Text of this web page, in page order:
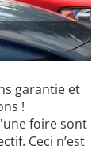
garantie et
!
foire sont
Ceci n’est